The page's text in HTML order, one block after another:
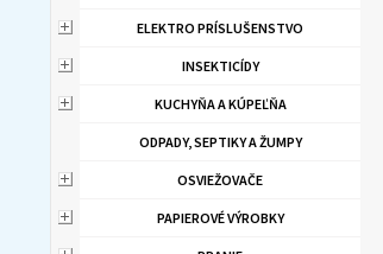
ELEKTRO PRÍSLUŠENSTVO
INSEKTICÍDY
KUCHYŇA A KÚPEĽŇA
ODPADY, SEPTIKY A ŽUMPY
OSVIEŽOVAČE
PAPIEROVÉ VÝROBKY